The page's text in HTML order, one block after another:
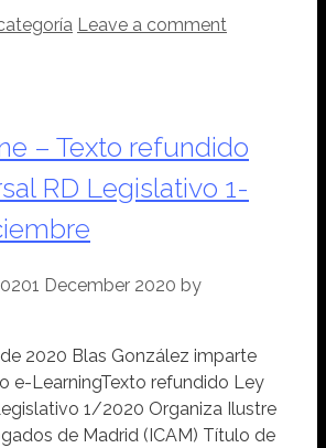
Leave a comment
– Texto refundido
RD Legislativo 1-
1 December 2020 by
2020 Blas González imparte
e-LearningTexto refundido Ley
1/2020 Organiza Ilustre
de Madrid (ICAM) Título de